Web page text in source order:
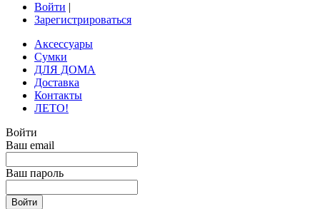
Войти |
Зарегистрироваться
Аксессуары
Сумки
ДЛЯ ДОМА
Доставка
Контакты
ЛЕТО!
Войти
Ваш email
Ваш пароль